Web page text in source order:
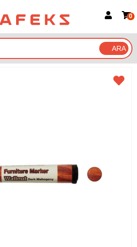
Google İle Bağlan
0